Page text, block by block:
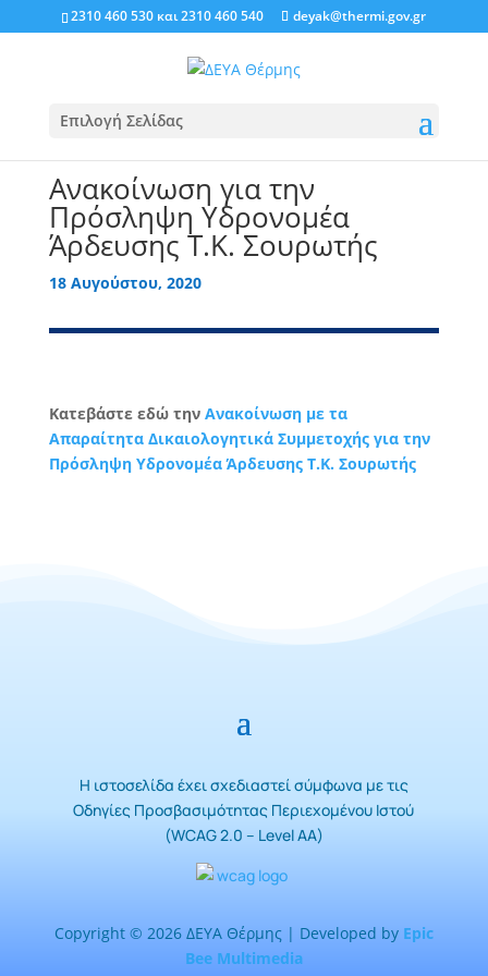
2310 460 530 και2310 460 540 deyak@thermi.gov.gr
Επιλογή Σελίδας
Ανακοίνωση για την
Πρόσληψη Υδρονομέα
Άρδευσης Τ.Κ. Σουρωτής
18 Αυγούστου, 2020
Κατεβάστε εδώ την Ανακοίνωση με τα
Απαραίτητα Δικαιολογητικά Συμμετοχής για την
Πρόσληψη Υδρονομέα Άρδευσης Τ.Κ. Σουρωτής
Η ιστοσελίδα έχει σχεδιαστεί σύμφωνα με τις
Οδηγίες Προσβασιμότητας Περιεχομένου Ιστού
(WCAG 2.0 – Level AA)
Copyright © 2026 ΔΕΥΑ Θέρμης | Developed by Epic
Bee Multimedia